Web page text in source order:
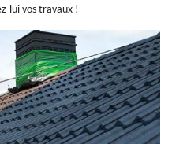
lui vos travaux !